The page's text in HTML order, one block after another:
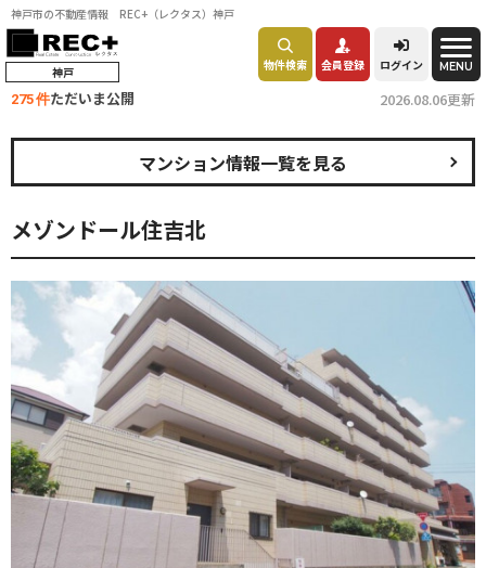
神戸市の不動産情報 REC+（レクタス）神戸
神戸 物件検索 会員登録 ログイン MENU
275 件ただいま公開 2026.08.06更新
メゾンドール住吉北
マンション情報一覧を見る